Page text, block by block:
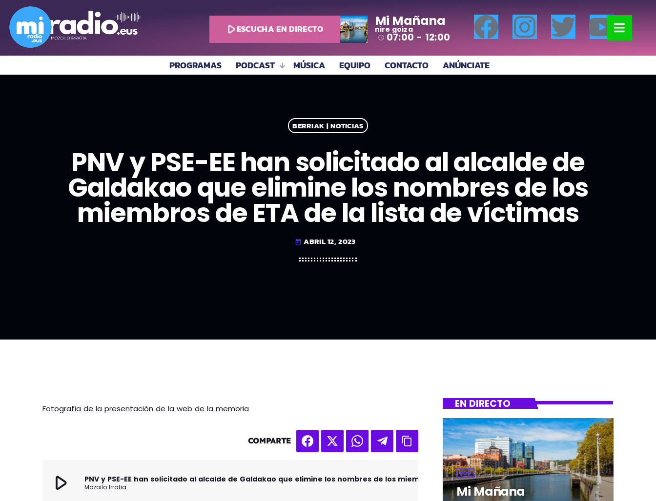
play_arrowESCUCHA EN DIRECTO Mi Mañana
nire goiza
access_time 07:00 - 12:00
PROGRAMAS PODCAST MÚSICA EQUIPO CONTACTO ANÚNCIATE
BERRIAK | NOTICIAS
PNV y PSE-EE han solicitado al alcalde de
Galdakao que elimine los nombres de los
miembros de ETA de la lista de víctimas
today ABRIL 12, 2023
Fotografía de la presentación de la web de la memoria
COMPARTE
play_arrow Mozoilo Irratia
EN DIRECTO
POP
Mi Mañana